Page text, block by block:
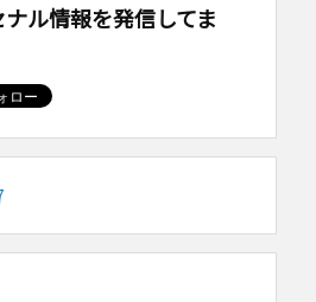
ル情報を発信してま